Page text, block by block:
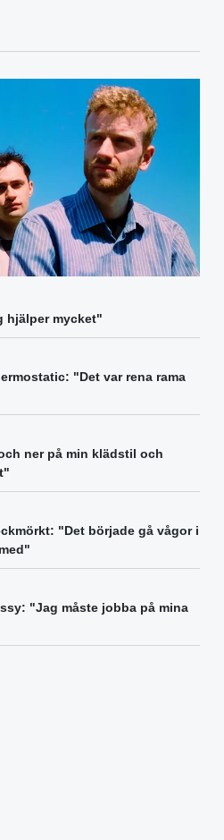
hjälper mycket"
"Det var rena rama
ner på min klädstil och
"Det började gå vågor i
"Jag måste jobba på mina